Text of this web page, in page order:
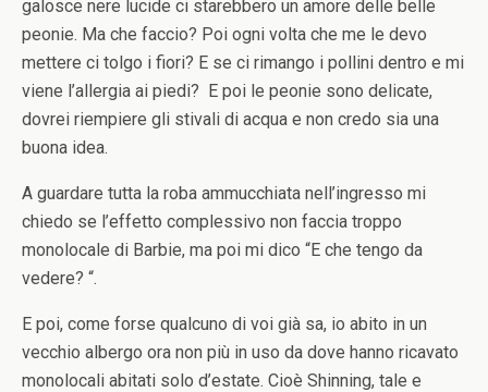
galosce nere lucide ci starebbero un amore delle belle
peonie. Ma che faccio? Poi ogni volta che me le devo
mettere ci tolgo i fiori? E se ci rimango i pollini dentro e mi
viene l’allergia ai piedi? E poi le peonie sono delicate,
dovrei riempiere gli stivali di acqua e non credo sia una
buona idea.
A guardare tutta la roba ammucchiata nell’ingresso mi
chiedo se l’effetto complessivo non faccia troppo
monolocale di Barbie, ma poi mi dico “E che tengo da
vedere? “.
E poi, come forse qualcuno di voi già sa, io abito in un
vecchio albergo ora non più in uso da dove hanno ricavato
monolocali abitati solo d’estate. Cioè Shinning, tale e